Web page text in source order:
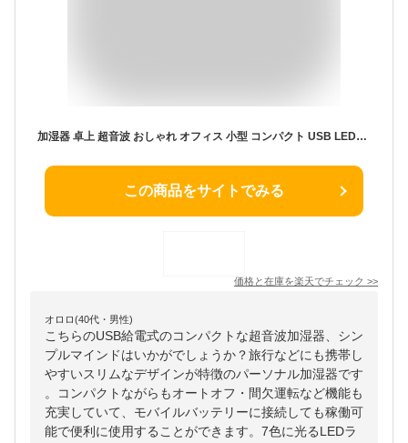
加湿器 卓上 超音波 おしゃれ オフィス 小型 コンパクト USB LEDライト付き 携帯用 加湿機 ベッドサイド リビング 北欧 プレゼント かわいい ライト お手入れ簡単 オフィス 寝室 旅行 ギフト ホワイト ピンク【送料無料】［ SIMPLE MIND USBミニ加湿器 Chocon ］
この商品をサイトでみる
価格と在庫を楽天でチェック >>
オロロ(40代・男性)
こちらのUSB給電式のコンパクトな超音波加湿器、シン
プルマインドはいかがでしょうか？旅行などにも携帯し
やすいスリムなデザインが特徴のパーソナル加湿器です
。コンパクトながらもオートオフ・間欠運転など機能も
充実していて、モバイルバッテリーに接続しても稼働可
能で便利に使用することができます。7色に光るLEDラ